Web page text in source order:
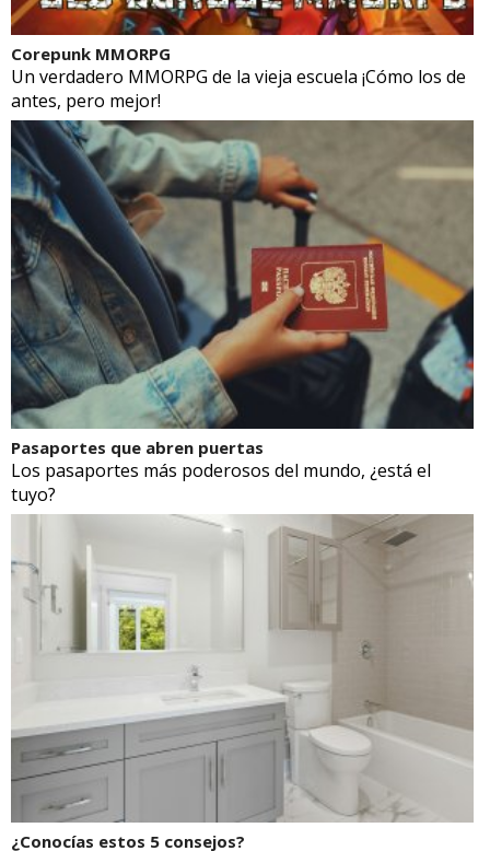
Corepunk MMORPG
Un verdadero MMORPG de la vieja escuela ¡Cómo los de
antes, pero mejor!
Pasaportes que abren puertas
Los pasaportes más poderosos del mundo, ¿está el
tuyo?
¿Conocías estos 5 consejos?